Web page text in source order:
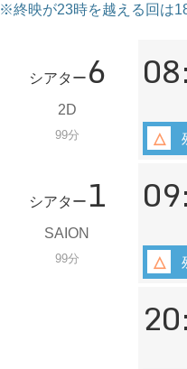
※終映が23時を越える回は
シアター 6
2D
99分
シアター 1
SAION
99分